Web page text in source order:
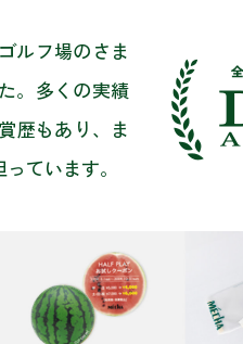
ルフ場のさま
。多くの実績
歴もあり、ま
ています。